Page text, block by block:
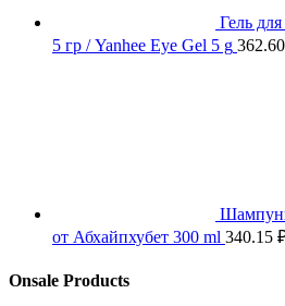
Гель
5 гр / Yanhee Eye Gel 5 g 362.60
от Абхайпхубет 300 ml 340.15
Onsale Products